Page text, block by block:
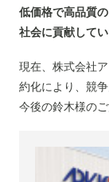
低価格で高品質
社会に貢献してい
現在、株式会社
約化により、競
今後の鈴木様の